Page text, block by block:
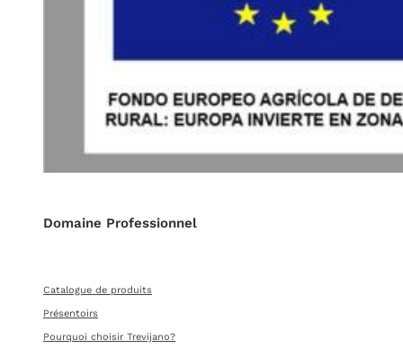
Domaine Professionnel
Catalogue de produits
Présentoirs
Pourquoi choisir Trevijano?